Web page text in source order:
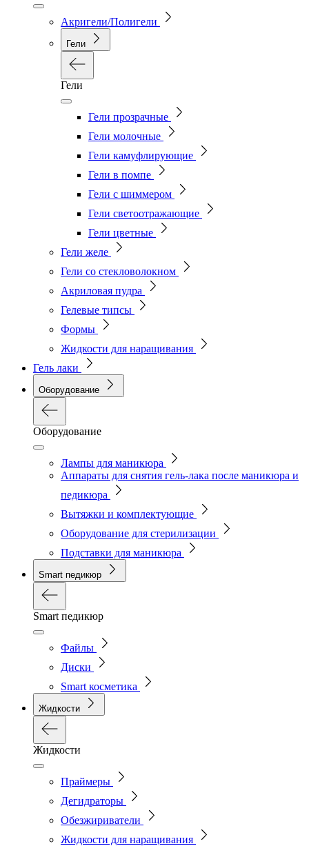
Акригели/Полигели
Гели
Гели
Гели прозрачные
Гели молочные
Гели камуфлирующие
Гели в помпе
Гели с шиммером
Гели светоотражающие
Гели цветные
Гели желе
Гели со стекловолокном
Акриловая пудра
Гелевые типсы
Формы
Жидкости для наращивания
Гель лаки
Оборудование
Оборудование
Лампы для маникюра
Аппараты для снятия гель-лака после маникюра и
педикюра
Вытяжки и комплектующие
Оборудование для стерилизации
Подставки для маникюра
Smart педикюр
Smart педикюр
Файлы
Диски
Smart косметика
Жидкости
Жидкости
Праймеры
Дегидраторы
Обезжириватели
Жидкости для наращивания